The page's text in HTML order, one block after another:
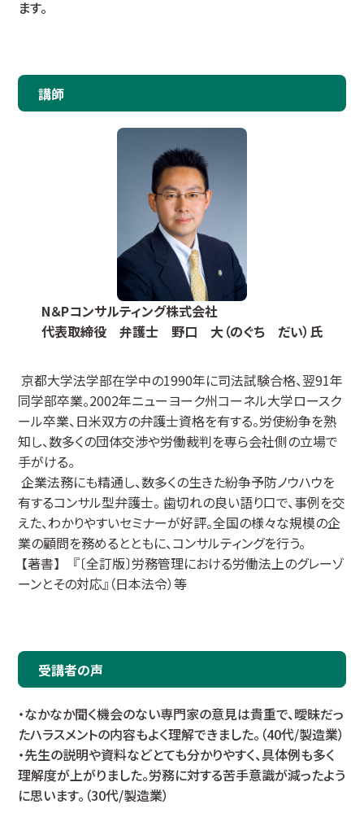
ます。
講師
N＆Pコンサルティング株式会社
代表取締役 弁護士 野口 大（のぐち だい）氏
京都大学法学部在学中の1990年に司法試験合格、翌91年
同学部卒業。2002年ニューヨーク州コーネル大学ロースク
ール卒業、日米双方の弁護士資格を有する。労使紛争を熟
知し、数多くの団体交渉や労働裁判を専ら会社側の立場で
手がける。
企業法務にも精通し、数多くの生きた紛争予防ノウハウを
有するコンサル型弁護士。 歯切れの良い語り口で、事例を交
えた、わかりやすいセミナーが好評。全国の様々な規模の企
業の顧問を務めるとともに、コンサルティングを行う。
【著書】 『〔全訂版〕労務管理における労働法上のグレーゾ
ーンとその対応』（日本法令）等
受講者の声
・なかなか聞く機会のない専門家の意見は貴重で、曖昧だっ
たハラスメントの内容もよく理解できました。（40代/製造業）
・先生の説明や資料などとても分かりやすく、具体例も多く
理解度が上がりました。労務に対する苦手意識が減ったよう
に思います。（30代/製造業）